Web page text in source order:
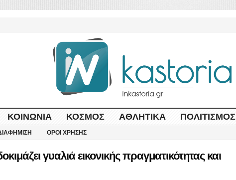
ΚΟΙΝΩΝΊΑ ΚΌΣΜΟΣ ΑΘΛΗΤΙΚΆ ΠΟΛΙΤΙΣΜΌΣ
ΌΡΟΙ ΧΡΉΣΗΣ
γυαλιά εικονικής πραγματικότητας και